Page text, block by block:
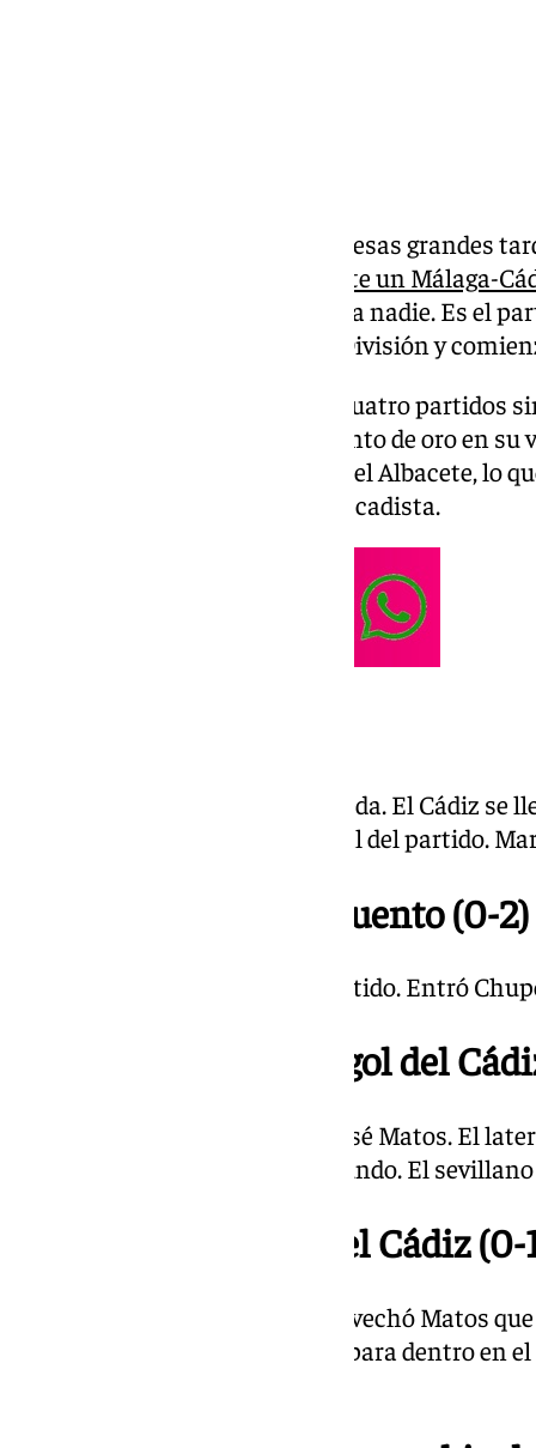
Este domingo se augura una de esas grandes
concretamente un Málaga-
enfrentan no dejan indiferente a nadie. Es el
trigésima jornada de Segunda División y
El conjunto malaguista suma cuatro partidos
racha positiva tras sacar un punto de oro en
parte, llega tras perder 3-0 ante el Albacete, lo
Garitano al frente del banquillo cadista.
Termina el partido en La Rosaleda. El Cádiz se
Málaga con dos zarpazos al final del partido.
18.06; Min. 90 | Descuento (0-2)
Se añaden cinco minutos al partido. Entró
18.01; Min. 85 | Otro gol del
Marca tres minutos después José Matos. El
pica ante Herrero y hace el segundo. El
17.58; Min. 82 | Gol del Cádiz (0-
Falló en el despeje Puga, lo aprovechó Matos
Melendo. El extremo la mandó para dentro en